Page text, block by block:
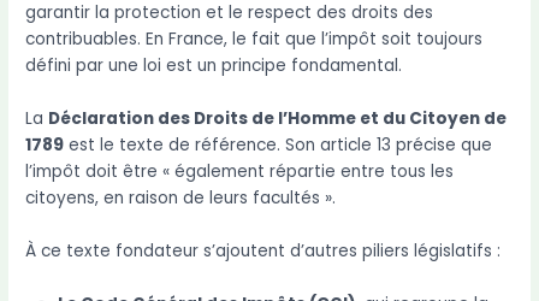
garantir la protection et le respect des droits des
contribuables. En France, le fait que l’impôt soit toujours
défini par une loi est un principe fondamental.
La Déclaration des Droits de l’Homme et du Citoyen de
1789 est le texte de référence. Son article 13 précise que
l’impôt doit être « également répartie entre tous les
citoyens, en raison de leurs facultés ».
À ce texte fondateur s’ajoutent d’autres piliers législatifs :